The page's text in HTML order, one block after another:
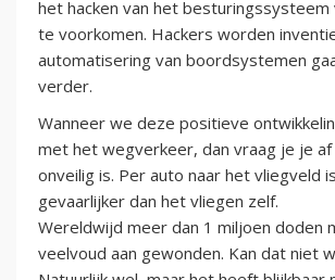
het hacken van het besturingssysteem
te voorkomen. Hackers worden
automatisering van boordsystemen
verder.
Wanneer we deze positieve
met het wegverkeer, dan vraag je je
onveilig is. Per auto naar het vliegveld
gevaarlijker dan het vliegen zelf.
Wereldwijd meer dan 1 miljoen doden
veelvoud aan gewonden. Kan dat niet